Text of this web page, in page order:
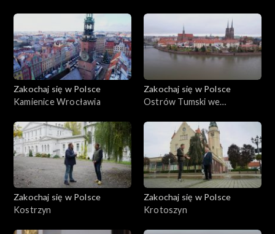
Zakochaj się w Polsce
Kamienice Wrocławia
Zakochaj się w Polsce
Ostrów Tumski we
Zakochaj się w Polsce
Kostrzyn
Zakochaj się w Polsce
Krotoszyn